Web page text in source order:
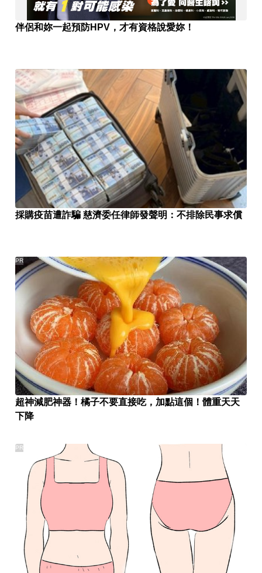
伴侶和妳一起預防HPV，才有資格說愛妳！
採購疫苗遭詐騙 慈濟委任律師發聲明：不排除民事求償
超神減肥神器！橘子不要直接吃，加點這個！體重天天
下降
PR
PR